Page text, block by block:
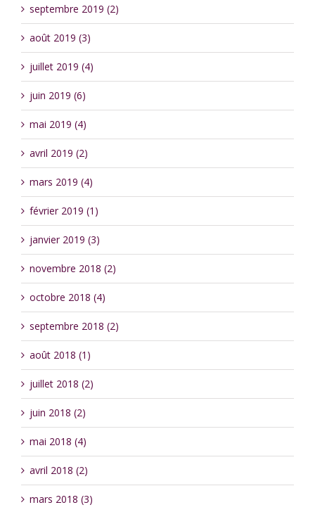
septembre 2019 (2)
août 2019 (3)
juillet 2019 (4)
juin 2019 (6)
mai 2019 (4)
avril 2019 (2)
mars 2019 (4)
février 2019 (1)
janvier 2019 (3)
novembre 2018 (2)
octobre 2018 (4)
septembre 2018 (2)
août 2018 (1)
juillet 2018 (2)
juin 2018 (2)
mai 2018 (4)
avril 2018 (2)
mars 2018 (3)